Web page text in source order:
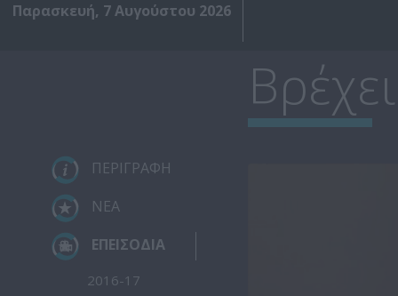
Παρασκευή, 7 Αυγούστου 2026
ΠΕΡΙΓΡΑΦΗ
ΝΕΑ
ΕΠΕΙΣΟΔΙΑ
2016-17